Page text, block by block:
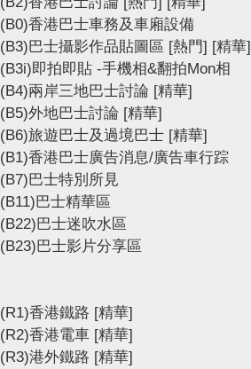
(B0)香港巴士車務及車廂設備
(B3)巴士攝影作品貼圖區 [熱門] [精華]
(B3i)即拍即貼 -手機相&翻拍Mon相
(B4)兩岸三地巴士討論 [精華]
(B5)外地巴士討論 [精華]
(B6)旅遊巴士及過境巴士 [精華]
(B1)香港巴士廣告消息/廣告車行踪
(B7)巴士特別所見
(B11)巴士精華區
(B22)巴士迷吹水區
(B23)巴士影片分享區
(R1)香港鐵路 [精華]
(R2)香港電車 [精華]
(R3)港外鐵路 [精華]